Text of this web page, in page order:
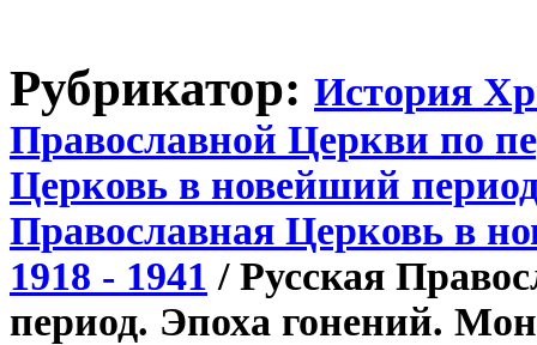
Рубрикатор: История
Православной Церкви по
Церковь в новейший
Православная Церковь в
1918 - 1941 / Русская
период. Эпоха гонений.